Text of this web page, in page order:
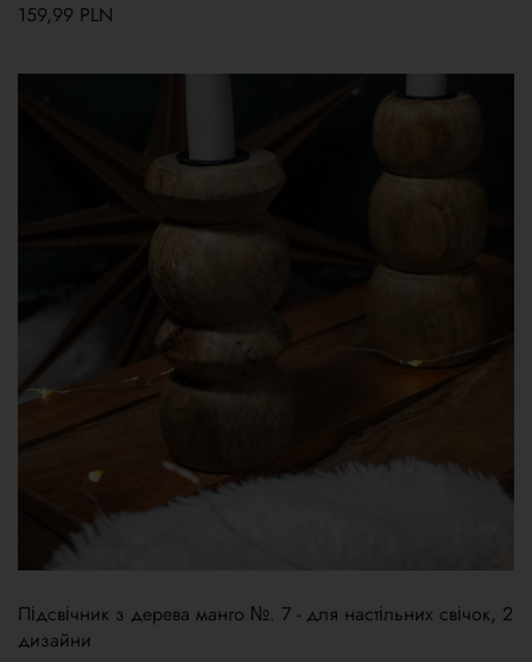
159,99 PLN
Підсвічник з дерева манго №. 7 - для настільних свічок, 2
дизайни